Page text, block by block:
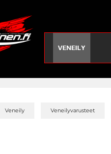
VENEILY
Veneily Veneilyvarusteet